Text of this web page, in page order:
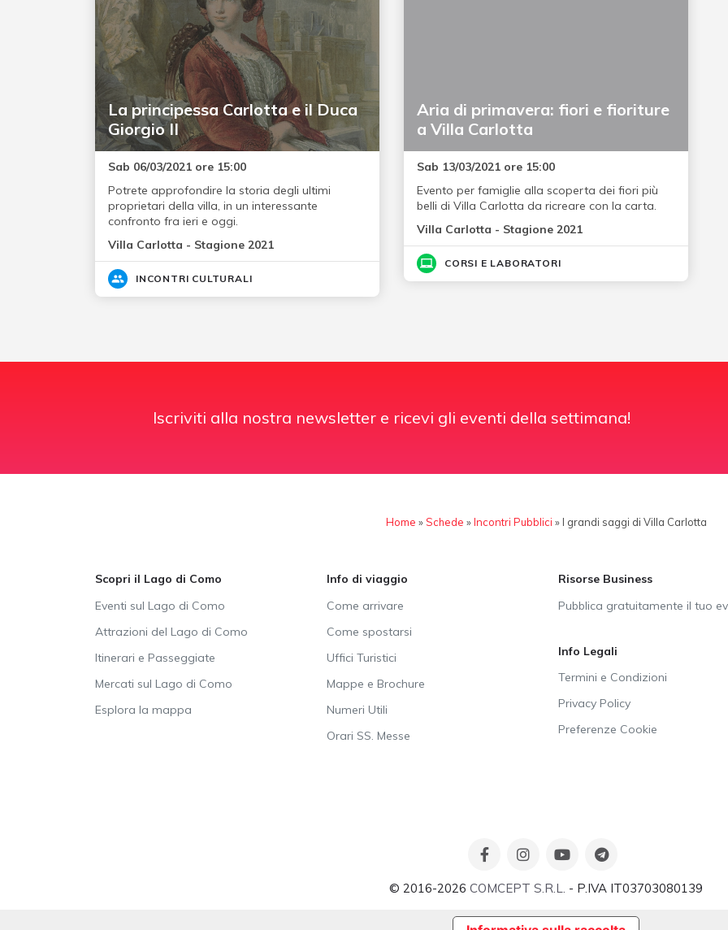
La principessa Carlotta e il Duca
Giorgio II
Sab 06/03/2021 ore 15:00
Potrete approfondire la storia degli ultimi
proprietari della villa, in un interessante
confronto fra ieri e oggi.
Villa Carlotta - Stagione 2021
INCONTRI CULTURALI
Aria di primavera: fiori e fioriture
a Villa Carlotta
Sab 13/03/2021 ore 15:00
Evento per famiglie alla scoperta dei fiori più
belli di Villa Carlotta da ricreare con la carta.
Villa Carlotta - Stagione 2021
CORSI E LABORATORI
Iscriviti alla nostra newsletter e ricevi gli eventi della settimana!
Home »Schede »Incontri Pubblici » I grandi saggi di Villa Carlotta
Scopri il Lago di Como
Eventi sul Lago di Como
Attrazioni del Lago di Como
Itinerari e Passeggiate
Mercati sul Lago di Como
Esplora la mappa
Info di viaggio
Come arrivare
Come spostarsi
Uffici Turistici
Mappe e Brochure
Numeri Utili
Orari SS. Messe
Risorse Business
Pubblica gratuitamente il tuo
Info Legali
Termini e Condizioni
Privacy Policy
Preferenze Cookie
© 2016-2026 COMCEPT S.R.L. - P.IVA IT03703080139